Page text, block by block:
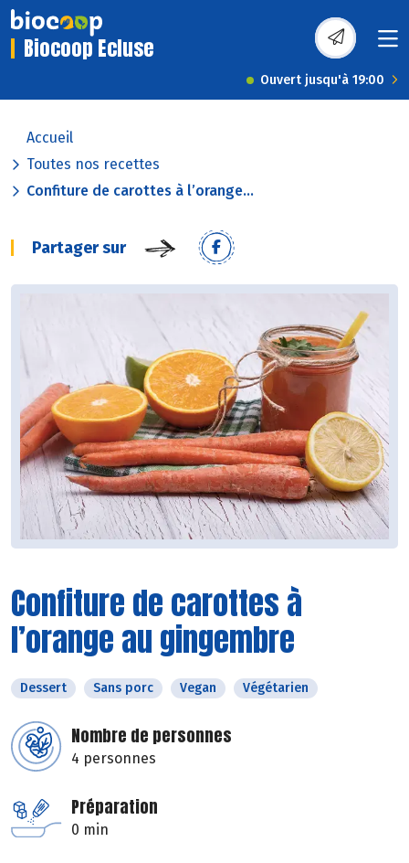
Biocoop Ecluse
Ouvert jusqu'à 19:00
Accueil
Toutes nos recettes
Confiture de carottes à l’orange...
Partager sur
Confiture de carottes à
l’orange au gingembre
Dessert Sans porc Vegan Végétarien
Nombre de personnes
4 personnes
Préparation
0 min